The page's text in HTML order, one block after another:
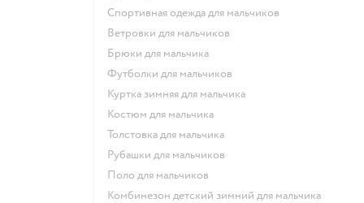
Спортивная одежда для мальчиков
Ветровки для мальчиков
Брюки для мальчика
Футболки для мальчиков
Куртка зимняя для мальчика
Костюм для мальчика
Толстовка для мальчика
Рубашки для мальчиков
Поло для мальчиков
Комбинезон детский зимний для мальчика